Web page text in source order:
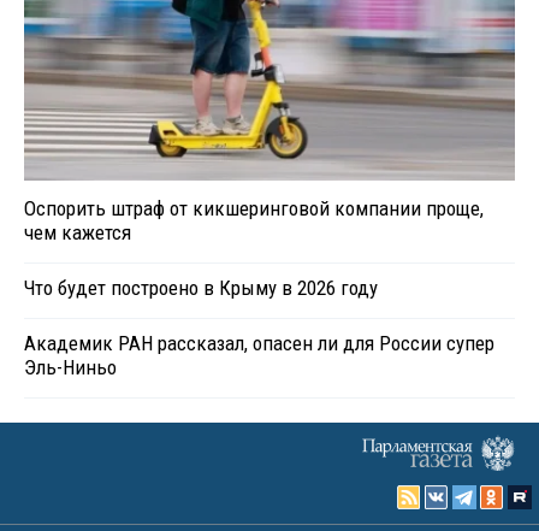
Оспорить штраф от кикшеринговой компании проще,
чем кажется
Что будет построено в Крыму в 2026 году
Академик РАН рассказал, опасен ли для России супер
Эль-Ниньо